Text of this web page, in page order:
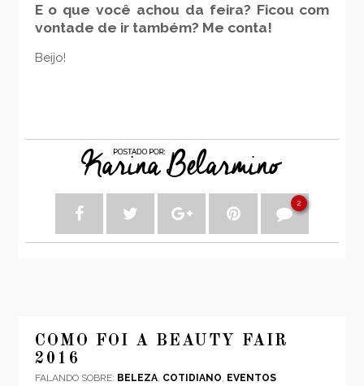
E o que você achou da feira? Ficou com
vontade de ir também? Me conta!
Beijo!
2
COMO FOI A BEAUTY FAIR
2016
FALANDO SOBRE: BELEZA, COTIDIANO, EVENTOS